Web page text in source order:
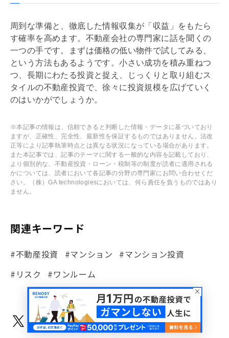
周到な準備と、徹底した情報収集が「収益」をもたら
す確率を高めます。不動産会社の専門家に話を聞くの
一つの手です。まずは価格の低い物件で試してみる、
という方法もあるようです。小さい成功を積み重ねつ
つ、長期にわたる投資と捉え、じっくりと取り組むス
タイルの不動産投資で、徐々に投資規模を広げていく
のはいかがでしょうか。
※本記事の情報は、信頼できると判断した情報・データに基づいており
ますが、正確性、完全性、最新性を保証するものではありません。法改
正等により記事執筆時点とは異なる状況になっている場合があります。
また本記事では、記事のテーマに関する一般的な内容を記載しており、
より個別的な、不動産投資・ローン・税制等の制度が読者に適用される
かについては、読者において各記事の分野の専門家にお問い合わせくだ
さい。（株）GA technologiesにおいては、何ら責任を負うものではあり
ません。
関連キーワード
#不動産投資 #マンション
#マンション投資
#リスク
#ワンルーム